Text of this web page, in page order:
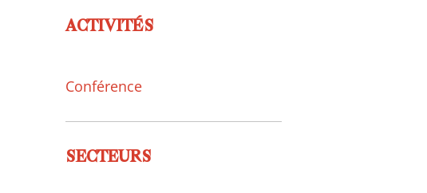
ACTIVITÉS
Conférence
SECTEURS